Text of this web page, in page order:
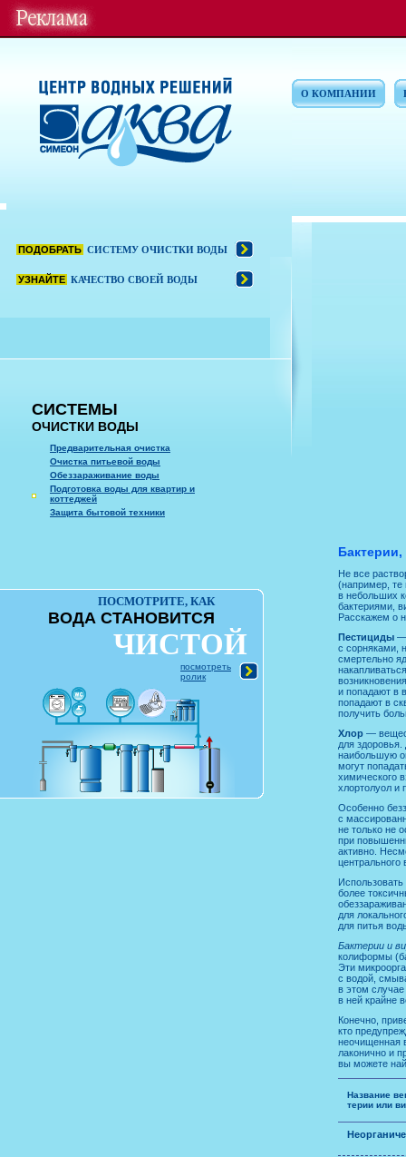
ПОДОБРАТЬ СИСТЕМУ ОЧИСТКИ ВОДЫ
УЗНАЙТЕ КАЧЕСТВО СВОЕЙ ВОДЫ
СИСТЕМЫ
ОЧИСТКИ ВОДЫ
Предварительная очистка
Очистка питьевой воды
Обеззараживание воды
Подготовка воды для квартир и
коттеджей
Защита бытовой техники
ПОСМОТРИТЕ, КАК
ВОДА СТАНОВИТСЯ
ЧИСТОЙ
посмотреть
ролик
О КОМПАНИИ
Не все
(например, те
в небольших
бактериями,
Расскажем о
Пестициды —
с сорняками,
смертельно
и попадают в
попадают в
получить
Хлор —
для
наибольшую
могут
химического
хлортолуол и
Особенно
с
не только не
при
активно.
центрального
более
для
для питья
Бактерии и
колиформы
Эти
с водой,
в этом случае
в ней крайне
Конечно,
кто
неочищенная
лаконично и
вы можете
Название
терии или